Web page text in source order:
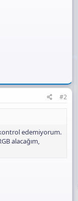
#2
kontrol edemiyorum.
alacağım,